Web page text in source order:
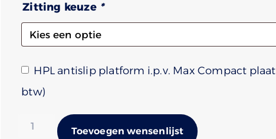
Zitting keuze *
HPL antislip platform i.p.v. Max Compact plaat
)
Toevoegen wensenlijst